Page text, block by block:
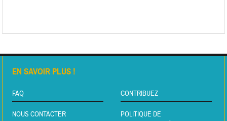
EN SAVOIR PLUS !
FAQ CONTRIBUEZ
NOUS CONTACTER
POLITIQUE DE